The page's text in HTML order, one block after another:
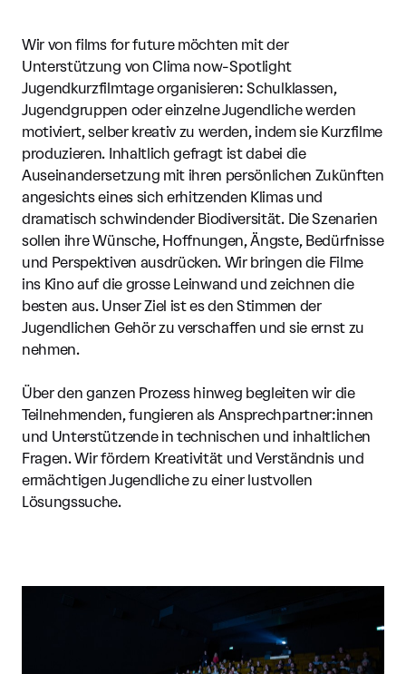
Wir von films for future möchten mit der
Unterstützung von Clima now-Spotlight
Jugendkurzfilmtage organisieren: Schulklassen,
Jugendgruppen oder einzelne Jugendliche werden
motiviert, selber kreativ zu werden, indem sie Kurzfilme
produzieren. Inhaltlich gefragt ist dabei die
Auseinandersetzung mit ihren persönlichen Zukünften
angesichts eines sich erhitzenden Klimas und
dramatisch schwindender Biodiversität. Die Szenarien
sollen ihre Wünsche, Hoffnungen, Ängste, Bedürfnisse
und Perspektiven ausdrücken. Wir bringen die Filme
ins Kino auf die grosse Leinwand und zeichnen die
besten aus. Unser Ziel ist es den Stimmen der
Jugendlichen Gehör zu verschaffen und sie ernst zu
nehmen.
Über den ganzen Prozess hinweg begleiten wir die
Teilnehmenden, fungieren als Ansprechpartner:innen
und Unterstützende in technischen und inhaltlichen
Fragen. Wir fördern Kreativität und Verständnis und
ermächtigen Jugendliche zu einer lustvollen
Lösungssuche.